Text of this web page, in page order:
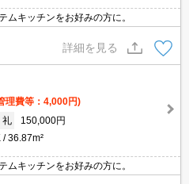
ムキッチンをお好みの方に。
詳細を見る
理費等：4,000円)
礼
150,000円
36.87m²
ムキッチンをお好みの方に。